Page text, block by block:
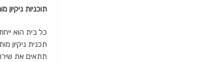
תוכניות ניקיון
כל בית הוא
תכנית ניקיון
תתאים את